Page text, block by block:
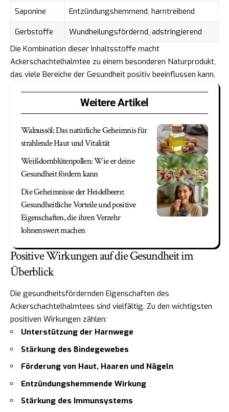
Saponine
Entzündungshemmend, harntreibend
Gerbstoffe
Wundheilungsfördernd, adstringierend
Die Kombination dieser Inhaltsstoffe macht
Ackerschachtelhalmtee zu einem besonderen Naturprodukt,
das viele Bereiche der Gesundheit positiv beeinflussen kann.
Weitere Artikel
Walnussöl: Das natürliche Geheimnis für
strahlende Haut und Vitalität
Weißdornblütenpollen: Wie er deine
Gesundheit fördern kann
Die Geheimnisse der Heidelbeere:
Gesundheitliche Vorteile und positive
Eigenschaften, die ihren Verzehr
lohnenswert machen
Positive Wirkungen auf die Gesundheit im
Überblick
Die gesundheitsfördernden Eigenschaften des
Ackerschachtelhalmtees sind vielfältig. Zu den wichtigsten
positiven Wirkungen zählen:
Unterstützung der Harnwege
Stärkung des Bindegewebes
Förderung von Haut, Haaren und Nägeln
Entzündungshemmende Wirkung
Stärkung des Immunsystems